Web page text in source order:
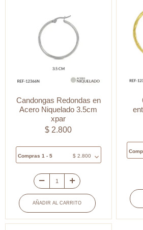
par
cantidad
Candongas Redondas en
Acero Niquelado 3.5cm
xpar
$ 2.800
Compras 1 - 5 $2.800
Candongas
Redondas
en
Acero
AÑADIR AL CARRITO